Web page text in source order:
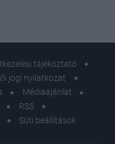
tájékoztató
jogi nyilatkozat
Médiaajánlat
RSS
Süti beállítások